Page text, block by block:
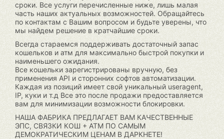
сроки. Все услуги перечисленные ниже, лишь малая
часть наших актуальных возможностей. Обращайтесь
по контактам с Вашим вопросом и будьте уверены, что
мы найдем решение в кратчайшие сроки.
Всегда стараемся поддерживать достаточный запас
кошельков и атм для максимально быстрой покупки и
наименьшего ожидания.
Все кошельки зарегистрированы вручную, без
применения API и сторонних софтов автоматизации.
Каждая из позиций имеет свой уникальный useragent,
IP, куки и т.д Все это после продажи предоставляется
вам для минимизации возможности блокировки.
НАША ФАБРИКА ПРЕДЛАГАЕТ ВАМ КАЧЕСТВЕННЫЕ
ЭПС, СВЯЗКИ КОШ + АТМ ПО САМЫМ
ДЕМОКРАТИЧЕСКИМ ЦЕНАМ В ДАРКНЕТЕ!